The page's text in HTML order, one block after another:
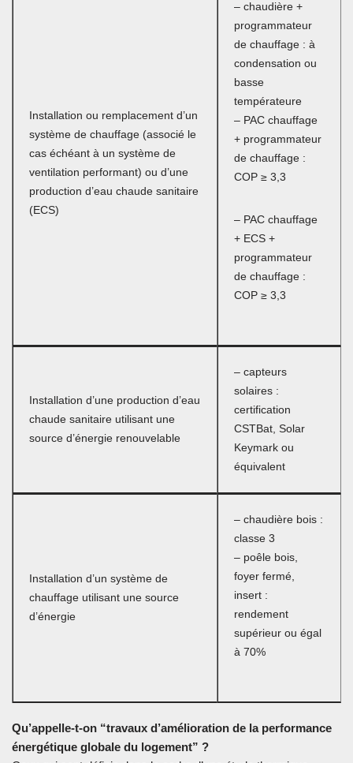
Installation ou remplacement d’un
système de chauffage (associé le
cas échéant à un système de
ventilation performant) ou d’une
production d’eau chaude sanitaire
(ECS)
– chaudière +
programmateur
de chauffage : à
condensation ou
basse
températeure
– PAC chauffage
+ programmateur
de chauffage :
COP ≥ 3,3
– PAC chauffage
+ ECS +
programmateur
de chauffage :
COP ≥ 3,3
Installation d’une production d’eau
chaude sanitaire utilisant une
source d’énergie renouvelable
– capteurs
solaires :
certification
CSTBat, Solar
Keymark ou
équivalent
Installation d’un système de
chauffage utilisant une source
d’énergie
– chaudière bois :
classe 3
– poêle bois,
foyer fermé,
insert :
rendement
supérieur ou égal
à 70%
Qu’appelle-t-on “travaux d’amélioration de la performance
énergétique globale du logement” ?